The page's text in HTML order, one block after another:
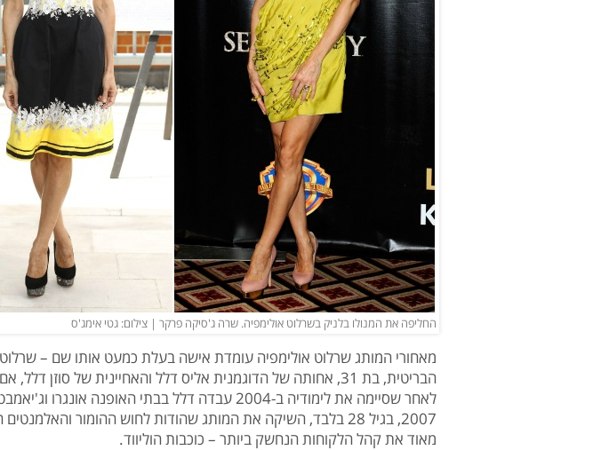
החליפה את המנולו בלניק בשרלוט אולימפיה. שרה ג'סיקה פרקר | צילום: גטי אימג'ס
מאחורי המותג שרלוט אולימפיה עומדת אישה בעלת כמעט אותו שם –
הבריטית, בת 31, אחותה של הדוגמנית אליס דלל והאחיינית של סוזן
לאחר שסיימה את לימודיה ב-2004 עבדה דלל בבתי האופנה
2007, בגיל 28 בלבד, השיקה את המותג שהודות לחוש ההומור
מאוד את קהל הלקוחות הנחשק ביותר – כוכבות הוליווד.